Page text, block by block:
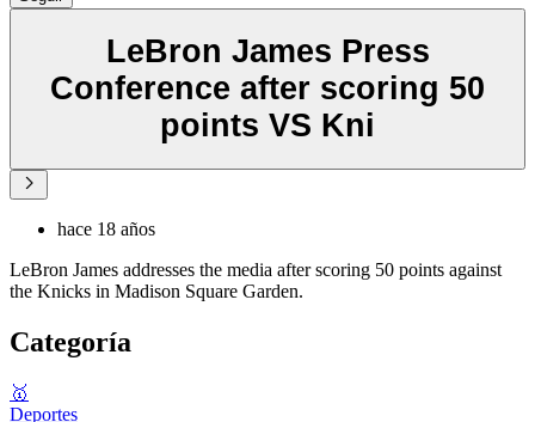
LeBron James Press
Conference after scoring 50
points VS Kni
hace 18 años
LeBron James addresses the media after scoring 50 points against
the Knicks in Madison Square Garden.
Categoría
🥇
Deportes